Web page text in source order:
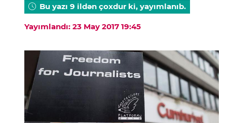
Bu yazı 9 ildən çoxdur ki, yayımlanıb.
Yayımlandı: 23 May 2017 19:45